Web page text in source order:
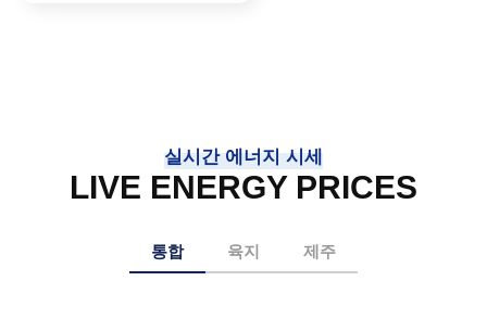
실시간 에너지 시세
LIVE ENERGY PRICES
통합 육지 제주